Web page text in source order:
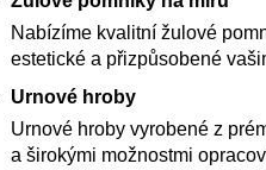
Nabízíme kvalitní žulové
estetické a přizpůsobené
Urnové hroby
Urnové hroby vyrobené z
a širokými možnostmi